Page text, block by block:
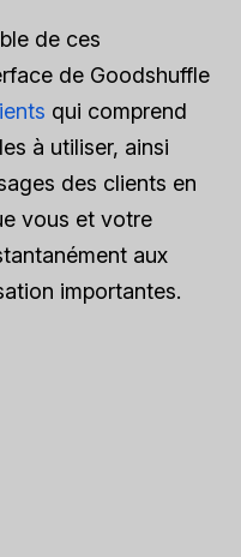
de ces
de Goodshuffle
qui comprend
à utiliser, ainsi
des clients en
vous et votre
aux
importantes.